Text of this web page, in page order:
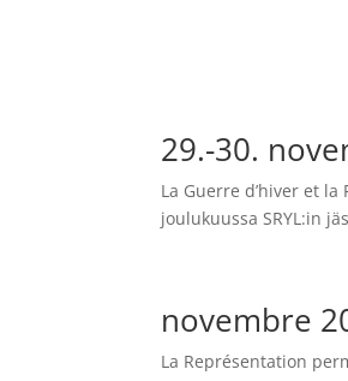
29.-30.
La Guerre d’hiver et
joulukuussa SRYL:in
novembre
La Représentation